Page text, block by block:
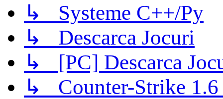
↳ Systeme C++/Py
↳ Descarca Jocuri
↳ [PC] Descarca
↳ Counter-Strike 1.6